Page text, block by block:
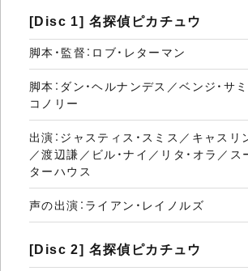
[Disc 1] 名探偵ピカチュウ
脚本・監督：ロブ・レターマン
脚本：ダン・ヘルナンデス／ベンジ・サ
コノリー
出演：ジャスティス・スミス／キャスリ
／渡辺謙／ビル・ナイ／リタ・オラ／ス
ターハウス
声の出演：ライアン・レイノルズ
[Disc 2] 名探偵ピカチュウ